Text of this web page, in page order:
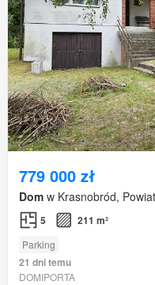
779 000 zł
Dom w Krasnobród,
5 211 m²
Parking
21 dni temu
DOMIPORTA